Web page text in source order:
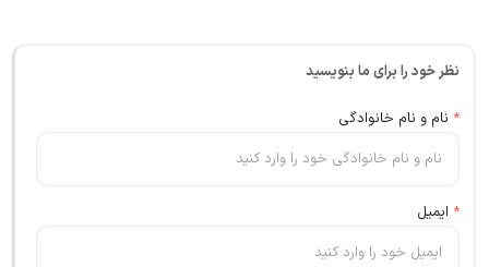
نظر خود را برای ما بنویسید
* نام و نام خانوادگی
* ایمیل